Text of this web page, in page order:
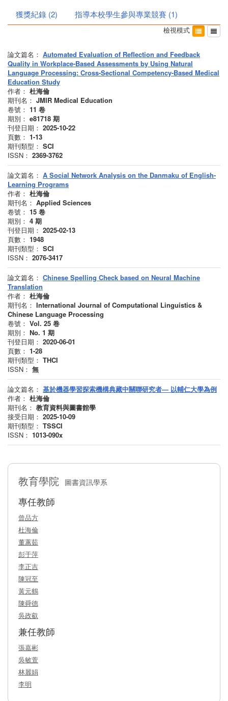
獲獎紀錄 (2) 指導本校學生參與專業競賽 (1)
檢視模式
論文篇名： Automated Evaluation of Reflection and Feedback
Quality in Workplace-Based Assessments by Using Natural
Language Processing: Cross-Sectional Competency-Based Medical
Education Study
作者： 杜海倫
期刊名： JMIR Medical Education
卷號： 11 卷
期別： e81718 期
刊登日期： 2025-10-22
頁數： 1-13
期刊類型： SCI
ISSN： 2369-3762
論文篇名： A Social Network Analysis on the Danmaku of English‐
Learning Programs
作者： 杜海倫
期刊名： Applied Sciences
卷號： 15 卷
期別： 4 期
刊登日期： 2025-02-13
頁數： 1948
期刊類型： SCI
ISSN： 2076-3417
論文篇名： Chinese Spelling Check based on Neural Machine
Translation
作者： 杜海倫
期刊名： International Journal of Computational Linguistics &
Chinese Language Processing
卷號： Vol. 25 卷
期別： No. 1 期
刊登日期： 2020-06-01
頁數： 1-28
期刊類型： THCI
ISSN： 無
論文篇名： 基於機器學習探索機構典藏中關聯研究者— 以輔仁大學為例
作者： 杜海倫
期刊名： 教育資料與圖書館學
接受日期： 2025-10-09
期刊類型： TSSCI
ISSN： 1013-090x
教育學院 圖書資訊學系
專任教師
曾品方
杜海倫
董蕙茹
彭于萍
李正吉
陳冠至
黃元鶴
陳舜德
吳政叡
兼任教師
張嘉彬
吳敏萱
林麗娟
李明